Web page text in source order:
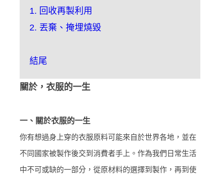
1. 回收再製利用
2. 丟棄、掩埋燒毀
結尾
關於，衣服的一生
一、關於衣服的一生
你有想過身上穿的衣服原料可能來自於世界各地，並在
不同國家被製作後交到消費者手上。作為我們日常生活
中不可或缺的一部分，從原材料的選擇到製作，再到使